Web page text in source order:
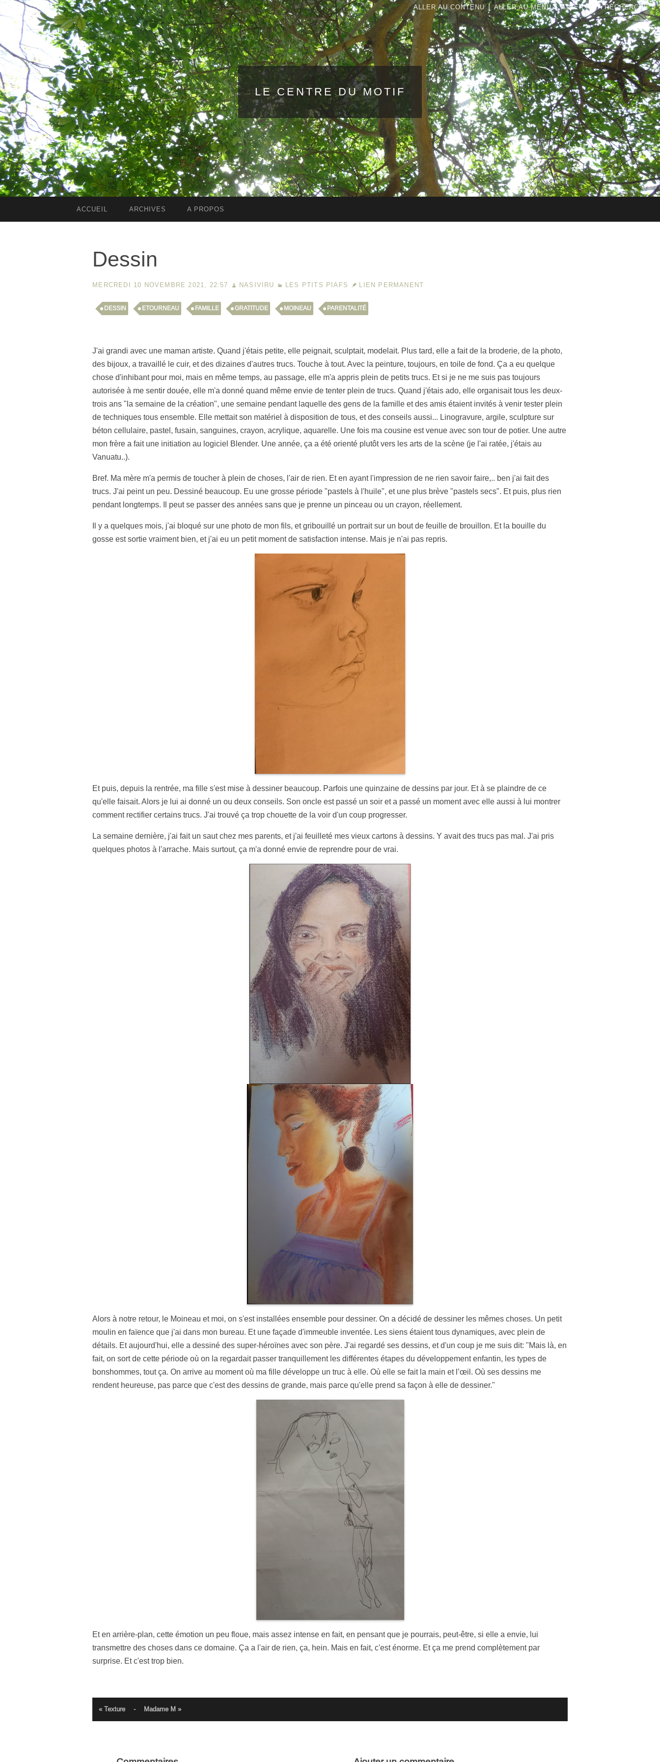
ALLER AU CONTENU | ALLER AU MENU | ALLER À LA RECHERCHE
LE CENTRE DU MOTIF
ACCUEIL ARCHIVES A PROPOS
Dessin
MERCREDI 10 NOVEMBRE 2021, 22:57 NASIVIRU LES PTITS PIAFS LIEN PERMANENT
DESSIN ETOURNEAU FAMILLE GRATITUDE MOINEAU PARENTALITÉ
J'ai grandi avec une maman artiste. Quand j'étais petite, elle peignait, sculptait, modelait. Plus tard, elle a fait de la broderie, de la photo,
des bijoux, a travaillé le cuir, et des dizaines d'autres trucs. Touche à tout. Avec la peinture, toujours, en toile de fond. Ça a eu quelque
chose d'inhibant pour moi, mais en même temps, au passage, elle m'a appris plein de petits trucs. Et si je ne me suis pas toujours
autorisée à me sentir douée, elle m'a donné quand même envie de tenter plein de trucs. Quand j'étais ado, elle organisait tous les deux-
trois ans "la semaine de la création", une semaine pendant laquelle des gens de la famille et des amis étaient invités à venir tester plein
de techniques tous ensemble. Elle mettait son matériel à disposition de tous, et des conseils aussi... Linogravure, argile, sculpture sur
béton cellulaire, pastel, fusain, sanguines, crayon, acrylique, aquarelle. Une fois ma cousine est venue avec son tour de potier. Une autre
mon frère a fait une initiation au logiciel Blender. Une année, ça a été orienté plutôt vers les arts de la scène (je l'ai ratée, j'étais au
Vanuatu..).
Bref. Ma mère m'a permis de toucher à plein de choses, l'air de rien. Et en ayant l'impression de ne rien savoir faire,.. ben j'ai fait des
trucs. J'ai peint un peu. Dessiné beaucoup. Eu une grosse période "pastels à l'huile", et une plus brève "pastels secs". Et puis, plus rien
pendant longtemps. Il peut se passer des années sans que je prenne un pinceau ou un crayon, réellement.
Il y a quelques mois, j'ai bloqué sur une photo de mon fils, et gribouillé un portrait sur un bout de feuille de brouillon. Et la bouille du
gosse est sortie vraiment bien, et j'ai eu un petit moment de satisfaction intense. Mais je n'ai pas repris.
Et puis, depuis la rentrée, ma fille s'est mise à dessiner beaucoup. Parfois une quinzaine de dessins par jour. Et à se plaindre de ce
qu'elle faisait. Alors je lui ai donné un ou deux conseils. Son oncle est passé un soir et a passé un moment avec elle aussi à lui montrer
comment rectifier certains trucs. J'ai trouvé ça trop chouette de la voir d'un coup progresser.
La semaine dernière, j'ai fait un saut chez mes parents, et j'ai feuilleté mes vieux cartons à dessins. Y avait des trucs pas mal. J'ai pris
quelques photos à l'arrache. Mais surtout, ça m'a donné envie de reprendre pour de vrai.
Alors à notre retour, le Moineau et moi, on s'est installées ensemble pour dessiner. On a décidé de dessiner les mêmes choses. Un petit
moulin en faïence que j'ai dans mon bureau. Et une façade d'immeuble inventée. Les siens étaient tous dynamiques, avec plein de
détails. Et aujourd'hui, elle a dessiné des super-héroïnes avec son père. J'ai regardé ses dessins, et d'un coup je me suis dit: "Mais là, en
fait, on sort de cette période où on la regardait passer tranquillement les différentes étapes du développement enfantin, les types de
bonshommes, tout ça. On arrive au moment où ma fille développe un truc à elle. Où elle se fait la main et l’œil. Où ses dessins me
rendent heureuse, pas parce que c'est des dessins de grande, mais parce qu'elle prend sa façon à elle de dessiner."
Et en arrière-plan, cette émotion un peu floue, mais assez intense en fait, en pensant que je pourrais, peut-être, si elle a envie, lui
transmettre des choses dans ce domaine. Ça a l'air de rien, ça, hein. Mais en fait, c'est énorme. Et ça me prend complètement par
surprise. Et c'est trop bien.
« Texture - Madame M »